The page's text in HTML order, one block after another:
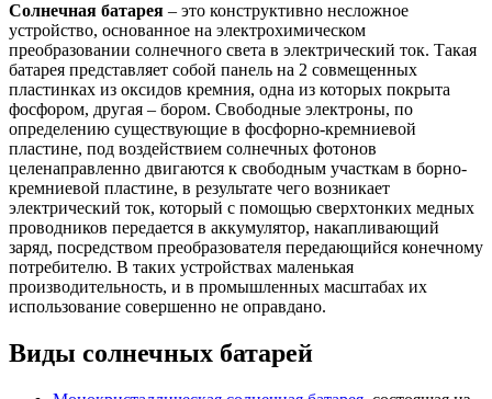
Солнечная батарея – это конструктивно несложное
устройство, основанное на электрохимическом
преобразовании солнечного света в электрический ток. Такая
батарея представляет собой панель на 2 совмещенных
пластинках из оксидов кремния, одна из которых покрыта
фосфором, другая – бором. Свободные электроны, по
определению существующие в фосфорно-кремниевой
пластине, под воздействием солнечных фотонов
целенаправленно двигаются к свободным участкам в борно-
кремниевой пластине, в результате чего возникает
электрический ток, который с помощью сверхтонких медных
проводников передается в аккумулятор, накапливающий
заряд, посредством преобразователя передающийся конечному
потребителю. В таких устройствах маленькая
производительность, и в промышленных масштабах их
использование совершенно не оправдано.
Виды солнечных батарей